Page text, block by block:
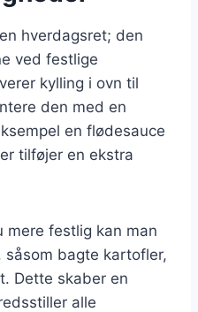
hverdagsret; den
ved festlige
kylling i ovn til
den med en
en flødesauce
tilføjer en ekstra
mere festlig kan man
bagte kartofler,
Dette skaber en
alle